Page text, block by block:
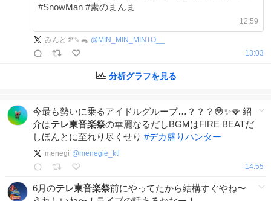
#SnowMan #素のまんま
12:59
みんと🫘🍡🐀 @ MIN_MIN_MINTO__
13:03
分析グラフを見る
今最も勢いに乗るアイドルグループ…？？？😳✨🪭 紹
介はテレ東音楽祭の華麗なるだしBGMはFIRE BEATだ
しほんとに至れり尽くせり #デカ盛りハンター
menegi @menegie_ktl
14:55
6月のテレ東音楽祭前にやってたから結構すぐやね〜